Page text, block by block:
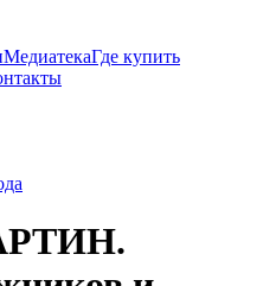
МедиатекаГде купить